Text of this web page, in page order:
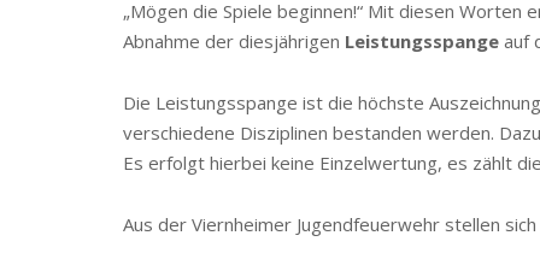
„Mögen die Spiele beginnen!“ Mit diesen
Abnahme der diesjährigen Leistungsspange auf
Die Leistungsspange ist die höchste
verschiedene Disziplinen bestanden werden.
Es erfolgt hierbei keine Einzelwertung, es zählt
Aus der Viernheimer Jugendfeuerwehr stellen